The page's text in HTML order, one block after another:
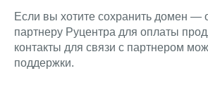
Если вы хотите сохранить домен —
партнеру Руцентра для оплаты
контакты для связи с партнером
поддержки.